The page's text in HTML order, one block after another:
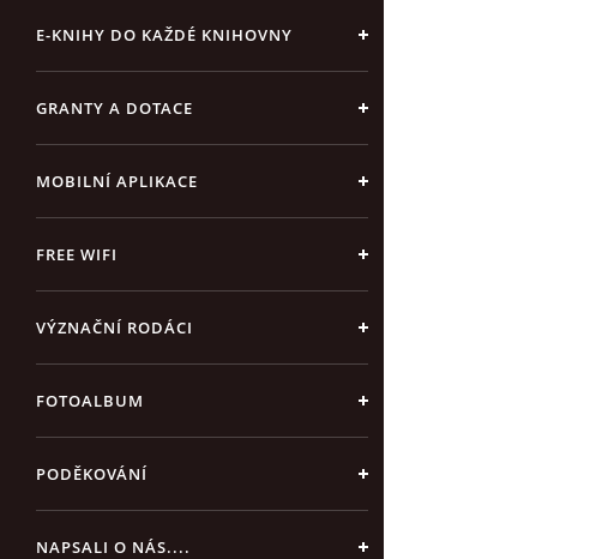
E-KNIHY DO KAŽDÉ KNIHOVNY
GRANTY A DOTACE
MOBILNÍ APLIKACE
FREE WIFI
VÝZNAČNÍ RODÁCI
FOTOALBUM
PODĚKOVÁNÍ
NAPSALI O NÁS....